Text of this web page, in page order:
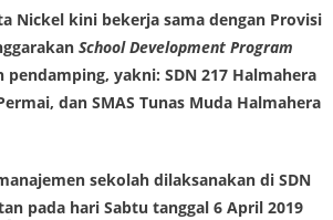
Nickel kini bekerja sama dengan Provisi
School Development Program
pendamping, yakni: SDN 217 Halmahera
dan SMAS Tunas Muda Halmahera
sekolah dilaksanakan di SDN
pada hari Sabtu tanggal 6 April 2019